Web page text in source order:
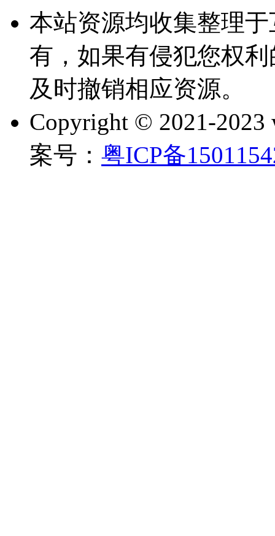
本站资源均收集整理
有，如果有侵犯您权
及时撤销相应资源。
Copyright © 2021-2023
案号： 粤ICP备